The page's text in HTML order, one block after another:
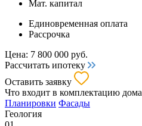
Мат. капитал
Единовременная оплата
Рассрочка
Цена: 7 800 000 руб.
Рассчитать ипотеку
Оставить заявку
Что входит в комплектацию дома
Планировки Фасады
Геология